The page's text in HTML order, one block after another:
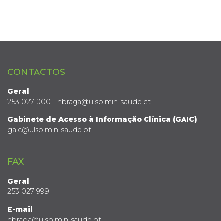
CONTACTOS
Geral
253 027 000 | hbraga@ulsb.min-saude.pt
Gabinete de Acesso à Informação Clínica (GAIC)
gaic@ulsb.min-saude.pt
FAX
Geral
253 027 999
E-mail